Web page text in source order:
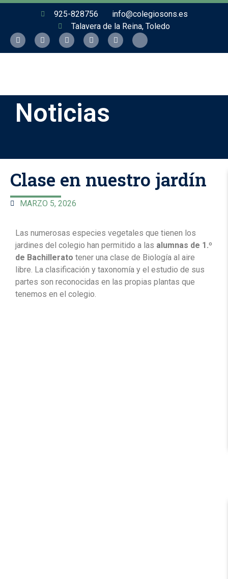
925-828756
info@colegiosons.es
Talavera de la Reina, Toledo
Noticias
Clase en nuestro jardín
MARZO 5, 2026
Las numerosas especies vegetales que tienen los
jardines del colegio han permitido a las alumnas de 1.º
de Bachillerato tener una clase de Biología al aire
libre. La clasificación y taxonomía y el estudio de sus
partes son reconocidas en las propias plantas que
tenemos en el colegio.